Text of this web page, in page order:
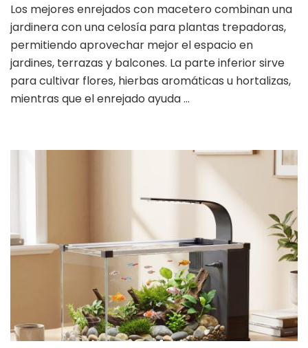
Los mejores enrejados con macetero combinan una
jardinera con una celosía para plantas trepadoras,
permitiendo aprovechar mejor el espacio en
jardines, terrazas y balcones. La parte inferior sirve
para cultivar flores, hierbas aromáticas u hortalizas,
mientras que el enrejado ayuda …